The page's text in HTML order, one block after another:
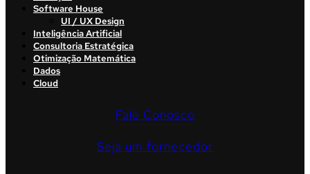
Software House
UI / UX Design
Inteligência Artificial
Consultoria Estratégica
Otimização Matemática
Dados
Cloud
Fale Conosco
Seja um fornecedor